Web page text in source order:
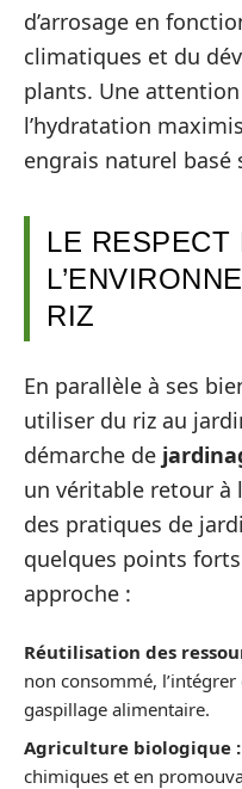
d’arrosage en
climatiques et du
plants. Une
l’hydratation
engrais naturel basé
LE RESPECT
RIZ
En parallèle à ses
utiliser du riz au
démarche de
un véritable retour à
des pratiques de
quelques points
approche :
Réutilisation des
non consommé,
gaspillage alimentaire.
Agriculture biologique :
chimiques et en